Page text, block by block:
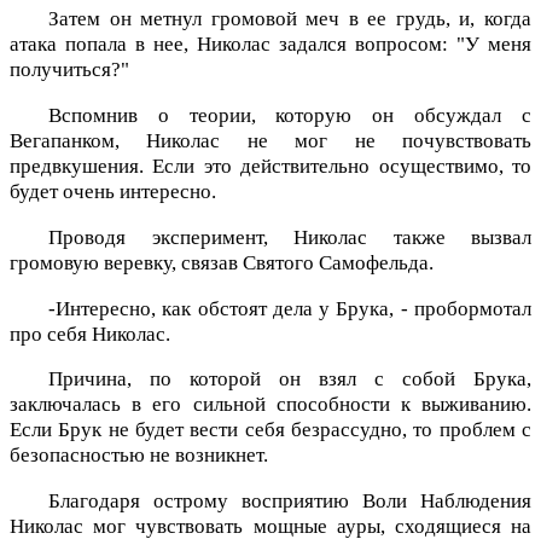
Затем он метнул громовой меч в ее грудь, и, когда
атака попала в нее, Николас задался вопросом: "У меня
получиться?"
Вспомнив о теории, которую он обсуждал с
Вегапанком, Николас не мог не почувствовать
предвкушения. Если это действительно осуществимо, то
будет очень интересно.
Проводя эксперимент, Николас также вызвал
громовую веревку, связав Святого Самофельда.
-Интересно, как обстоят дела у Брука, - пробормотал
про себя Николас.
Причина, по которой он взял с собой Брука,
заключалась в его сильной способности к выживанию.
Если Брук не будет вести себя безрассудно, то проблем с
безопасностью не возникнет.
Благодаря острому восприятию Воли Наблюдения
Николас мог чувствовать мощные ауры, сходящиеся на